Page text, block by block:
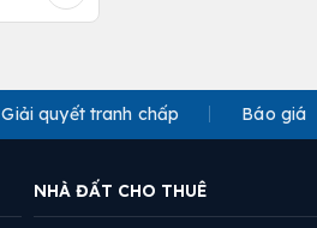
Giải quyết tranh chấp Báo giá
NHÀ ĐẤT CHO THUÊ